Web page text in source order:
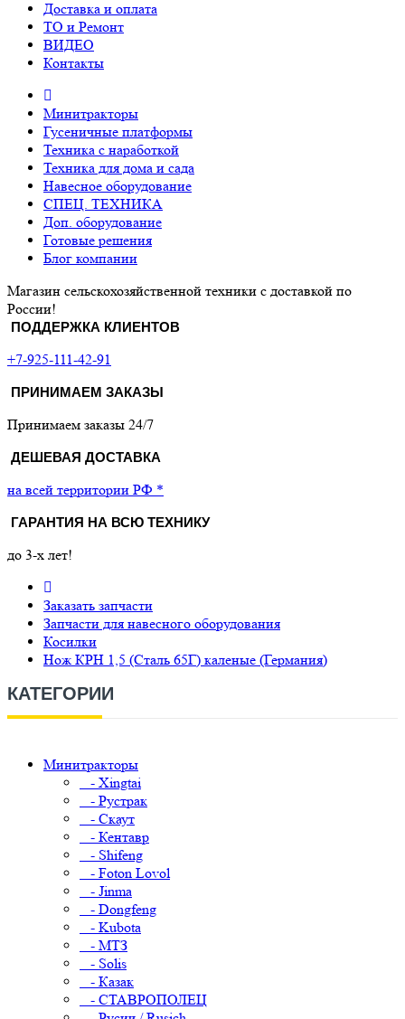
Доставка и оплата
ТО и Ремонт
ВИДЕО
Контакты
Минитракторы
Гусеничные платформы
Техника с наработкой
Техника для дома и сада
Навесное оборудование
СПЕЦ. ТЕХНИКА
Доп. оборудование
Готовые решения
Блог компании
Магазин сельскохозяйственной техники с доставкой по
России!
ПОДДЕРЖКА КЛИЕНТОВ
+7-925-111-42-91
ПРИНИМАЕМ ЗАКАЗЫ
Принимаем заказы 24/7
ДЕШЕВАЯ ДОСТАВКА
на всей территории РФ *
ГАРАНТИЯ НА ВСЮ ТЕХНИКУ
до 3-х лет!
Заказать запчасти
Запчасти для навесного оборудования
Косилки
Нож КРН 1,5 (Сталь 65Г) каленые (Германия)
КАТЕГОРИИ
Минитракторы
- Xingtai
- Рустрак
- Скаут
- Кентавр
- Shifeng
- Foton Lovol
- Jinma
- Dongfeng
- Kubota
- МТЗ
- Solis
- Казак
- СТАВРОПОЛЕЦ